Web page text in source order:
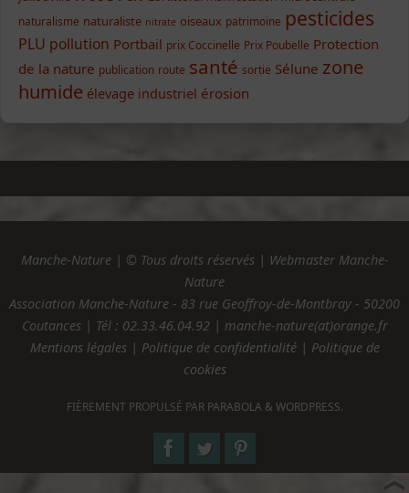
naturalisme naturaliste nitrate oiseaux patrimoine pesticides
PLU pollution Portbail prix Coccinelle Prix Poubelle Protection
de la nature publication route santé sortie Sélune zone
humide élevage industriel érosion
Manche-Nature | © Tous droits réservés | Webmaster Manche-
Nature
Association Manche-Nature - 83 rue Geoffroy-de-Montbray - 50200
Coutances | Tél : 02.33.46.04.92| manche-nature(at)orange.fr
Mentions légales| Politique de confidentialité| Politique de
cookies
FIÈREMENT PROPULSÉ PAR PARABOLA & WORDPRESS.